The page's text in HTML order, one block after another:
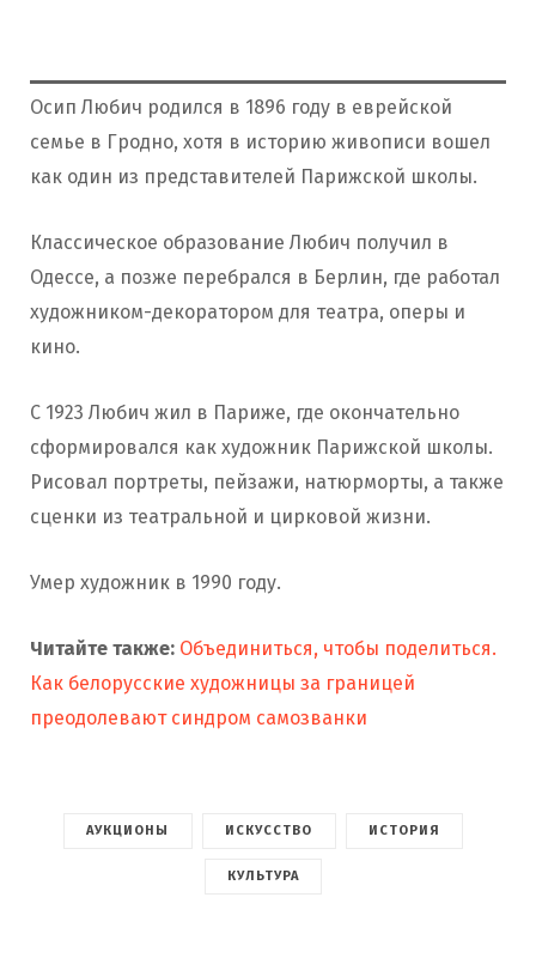
Осип Любич родился в 1896 году в еврейской
семье в Гродно, хотя в историю живописи вошел
как один из представителей Парижской школы.
Классическое образование Любич получил в
Одессе, а позже перебрался в Берлин, где работал
художником-декоратором для театра, оперы и
кино.
С 1923 Любич жил в Париже, где окончательно
сформировался как художник Парижской школы.
Рисовал портреты, пейзажи, натюрморты, а также
сценки из театральной и цирковой жизни.
Умер художник в 1990 году.
Читайте также: Объединиться, чтобы поделиться.
Как белорусские художницы за границей
преодолевают синдром самозванки
АУКЦИОНЫ ИСКУССТВО ИСТОРИЯ
КУЛЬТУРА